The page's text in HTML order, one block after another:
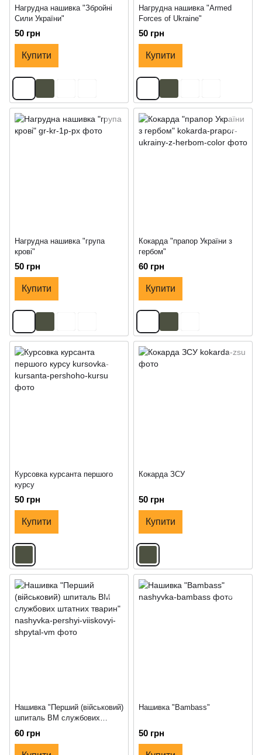
Нагрудна нашивка "Збройні
Сили України"
50 грн
Купити
Нагрудна нашивка "Armed
Forces of Ukraine"
50 грн
Купити
Нагрудна нашивка "група
крові"
50 грн
Купити
Кокарда "прапор України з
гербом"
60 грн
Купити
Курсовка курсанта першого
курсу
50 грн
Купити
Кокарда ЗСУ
50 грн
Купити
Нашивка "Перший (військовий)
шпиталь ВМ службових
штатних тварин"
60 грн
Нашивка "Bambass"
50 грн